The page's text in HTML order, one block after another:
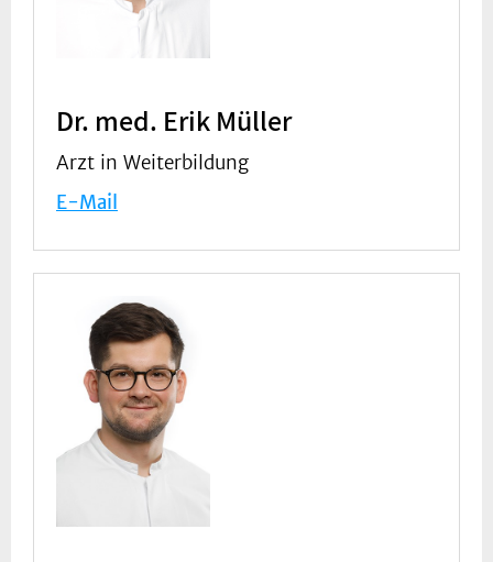
Dr. med. Erik Müller
Arzt in Weiterbildung
E-Mail